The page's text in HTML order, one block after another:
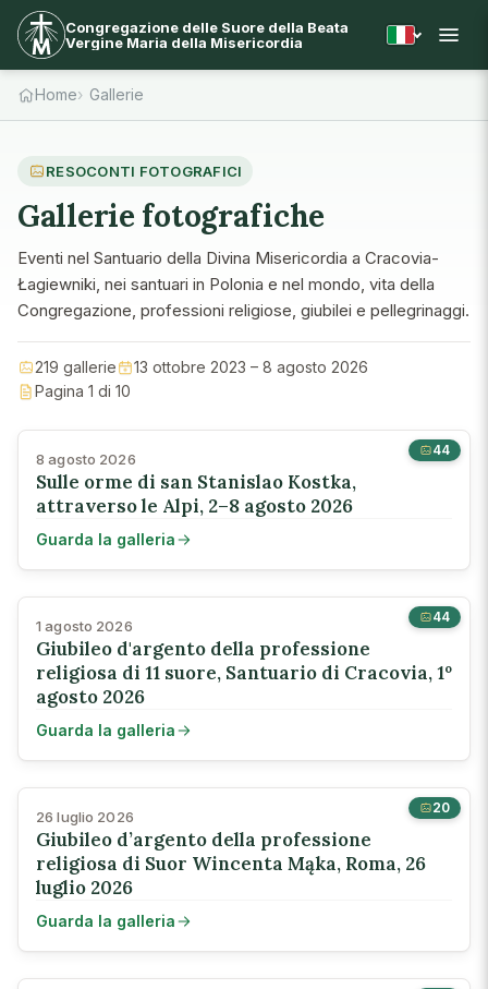
Congregazione delle Suore della Beata
Vergine Maria della Misericordia
Home Gallerie
RESOCONTI FOTOGRAFICI
Gallerie fotografiche
Eventi nel Santuario della Divina Misericordia a Cracovia-
Łagiewniki, nei santuari in Polonia e nel mondo, vita della
Congregazione, professioni religiose, giubilei e pellegrinaggi.
219 gallerie
13 ottobre 2023 – 8 agosto 2026
Pagina 1 di 10
44
8 agosto 2026
Sulle orme di san Stanislao Kostka,
attraverso le Alpi, 2–8 agosto 2026
Guarda la galleria
44
1 agosto 2026
Giubileo d'argento della professione
religiosa di 11 suore, Santuario di Cracovia, 1º
agosto 2026
Guarda la galleria
20
26 luglio 2026
Giubileo d’argento della professione
religiosa di Suor Wincenta Mąka, Roma, 26
luglio 2026
Guarda la galleria